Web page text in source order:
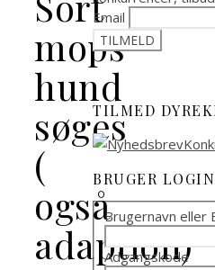
mops
hund
søges
(
også
adaption)
Email
TILMED
BRUGER LOGIN
Brugernavn eller
Adgangskode